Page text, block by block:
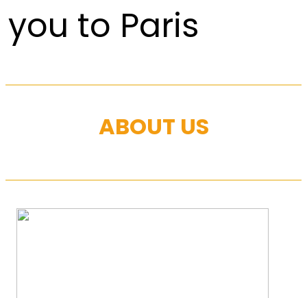
you to Paris
ABOUT US